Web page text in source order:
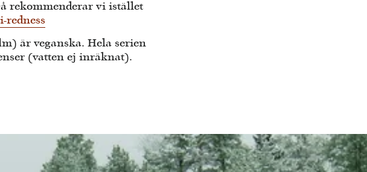
rekommenderar vi istället
redness
är veganska. Hela serien
(vatten ej inräknat).